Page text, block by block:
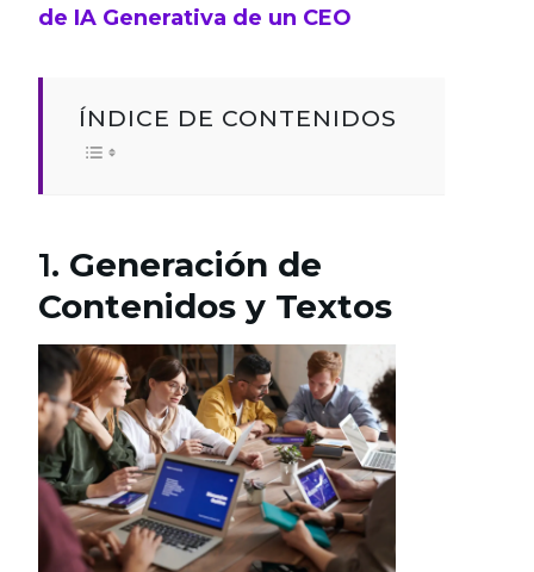
de IA Generativa de un CEO
ÍNDICE DE CONTENIDOS
1. Generación de
Contenidos y Textos